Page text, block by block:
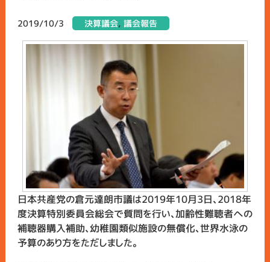
2019/10/3 決算議会, 議会報告
日本共産党の倉元達朗市議は2019年10月3日、2018年
度決算特別委員会総会で質問を行い、加齢性難聴者への
補聴器購入補助、幼稚園類似施設の無償化、世界水泳の
予算のあり方をただしました。